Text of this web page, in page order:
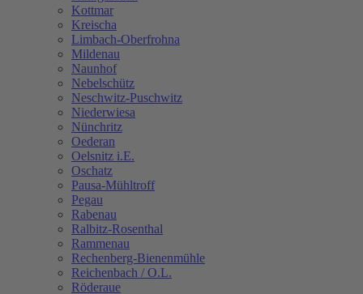
Kottmar
Kreischa
Limbach-Oberfrohna
Mildenau
Naunhof
Nebelschütz
Neschwitz-Puschwitz
Niederwiesa
Nünchritz
Oederan
Oelsnitz i.E.
Oschatz
Pausa-Mühltroff
Pegau
Rabenau
Ralbitz-Rosenthal
Rammenau
Rechenberg-Bienenmühle
Reichenbach / O.L.
Röderaue